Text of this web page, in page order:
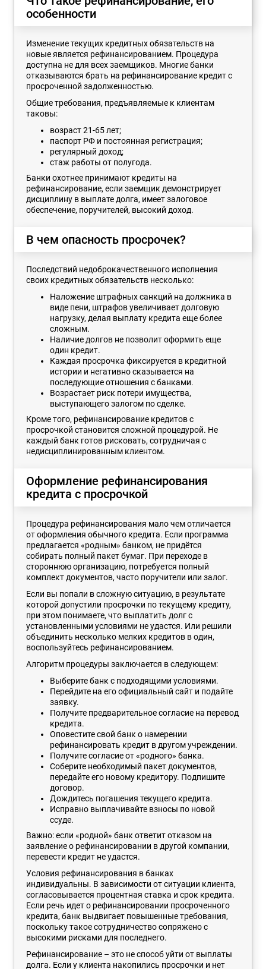
особенности
Изменение текущих кредитных обязательств на
новые является рефинансированием. Процедура
доступна не для всех заемщиков. Многие банки
отказываются брать на рефинансирование кредит с
просроченной задолженностью.
Общие требования, предъявляемые к клиентам
таковы:
возраст 21-65 лет;
паспорт РФ и постоянная регистрация;
регулярный доход;
стаж работы от полугода.
Банки охотнее принимают кредиты на
рефинансирование, если заемщик демонстрирует
дисциплину в выплате долга, имеет залоговое
обеспечение, поручителей, высокий доход.
В чем опасность просрочек?
Последствий недоброкачественного исполнения
своих кредитных обязательств несколько:
Наложение штрафных санкций на должника в
виде пени, штрафов увеличивает долговую
нагрузку, делая выплату кредита еще более
сложным.
Наличие долгов не позволит оформить еще
один кредит.
Каждая просрочка фиксируется в кредитной
истории и негативно сказывается на
последующие отношения с банками.
Возрастает риск потери имущества,
выступающего залогом по сделке.
Кроме того, рефинансирование кредитов с
просрочкой становится сложной процедурой. Не
каждый банк готов рисковать, сотрудничая с
недисциплинированным клиентом.
Оформление рефинансирования
кредита с просрочкой
Процедура рефинансирования мало чем отличается
от оформления обычного кредита. Если программа
предлагается «родным» банком, не придётся
собирать полный пакет бумаг. При переходе в
стороннюю организацию, потребуется полный
комплект документов, часто поручители или залог.
Если вы попали в сложную ситуацию, в результате
которой допустили просрочки по текущему кредиту,
при этом понимаете, что выплатить долг с
установленными условиями не удастся. Или решили
объединить несколько мелких кредитов в один,
воспользуйтесь рефинансированием.
Алгоритм процедуры заключается в следующем:
Выберите банк с подходящими условиями.
Перейдите на его официальный сайт и подайте
заявку.
Получите предварительное согласие на перевод
кредита.
Оповестите свой банк о намерении
рефинансировать кредит в другом учреждении.
Получите согласие от «родного» банка.
Соберите необходимый пакет документов,
передайте его новому кредитору. Подпишите
договор.
Дождитесь погашения текущего кредита.
Исправно выплачивайте взносы по новой
ссуде.
Важно: если «родной» банк ответит отказом на
заявление о рефинансировании в другой компании,
перевести кредит не удастся.
Условия рефинансирования в банках
индивидуальны. В зависимости от ситуации клиента,
согласовывается процентная ставка и срок кредита.
Если речь идет о рефинансировании просроченного
кредита, банк выдвигает повышенные требования,
поскольку такое сотрудничество сопряжено с
высокими рисками для последнего.
Рефинансирование – это не способ уйти от выплаты
долга. Если у клиента накопились просрочки и нет